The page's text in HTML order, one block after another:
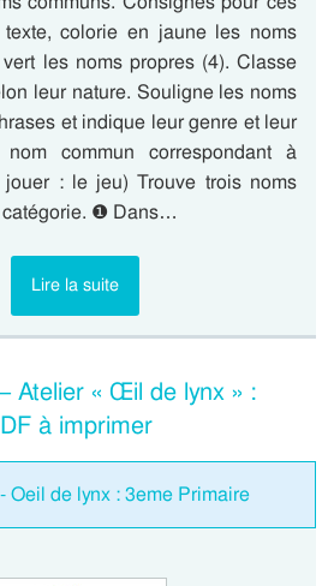
colorie en jaune les noms
les noms propres (4). Classe
leur nature. Souligne les noms
et indique leur genre et leur
commun correspondant à
: le jeu) Trouve trois noms
catégorie. ❶ Dans…
Lire la suite
Atelier « Œil de lynx » :
à imprimer
Oeil de lynx : 3eme Primaire